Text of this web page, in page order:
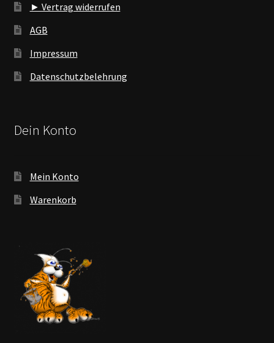
► Vertrag widerrufen
AGB
Impressum
Datenschutzbelehrung
Dein Konto
Mein Konto
Warenkorb